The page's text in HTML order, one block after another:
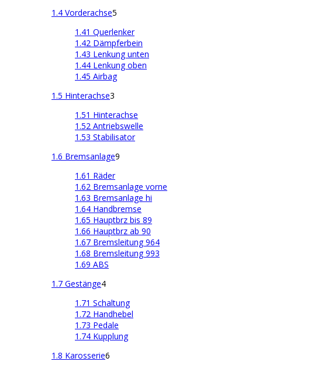
1.4 Vorderachse5
1.41 Querlenker
1.42 Dämpferbein
1.43 Lenkung unten
1.44 Lenkung oben
1.45 Airbag
1.5 Hinterachse3
1.51 Hinterachse
1.52 Antriebswelle
1.53 Stabilisator
1.6 Bremsanlage9
1.61 Räder
1.62 Bremsanlage vorne
1.63 Bremsanlage hi
1.64 Handbremse
1.65 Hauptbrz bis 89
1.66 Hauptbrz ab 90
1.67 Bremsleitung 964
1.68 Bremsleitung 993
1.69 ABS
1.7 Gestänge4
1.71 Schaltung
1.72 Handhebel
1.73 Pedale
1.74 Kupplung
1.8 Karosserie6